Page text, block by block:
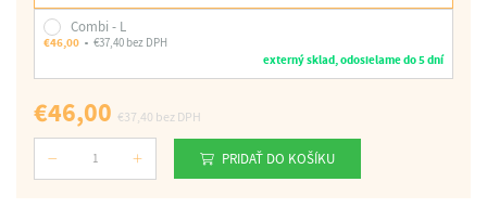
Combi - L
€46,00
€37,40 bez DPH
externý sklad, odosielame do 5 dní
€46,00 €37,40 bez DPH
Počet PRIDAŤ DO KOŠÍKU